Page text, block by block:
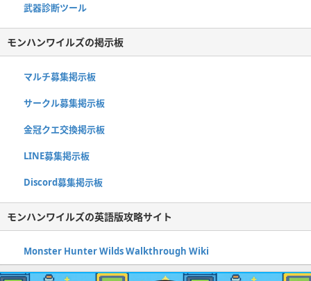
武器診断ツール
モンハンワイルズの掲示板
マルチ募集掲示板
サークル募集掲示板
金冠クエ交換掲示板
LINE募集掲示板
Discord募集掲示板
モンハンワイルズの英語版攻略サイト
Monster Hunter Wilds Walkthrough Wiki